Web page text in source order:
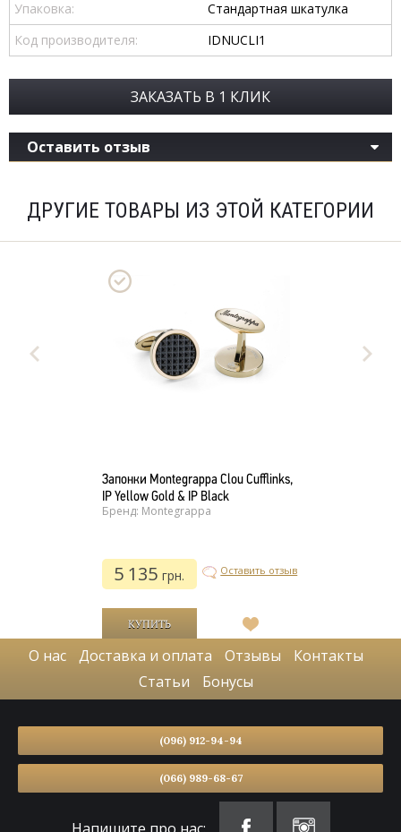
Упаковка:
Стандартная шкатулка
Код производителя:
IDNUCLI1
ЗАКАЗАТЬ В 1 КЛИК
Оставить отзыв
ДРУГИЕ ТОВАРЫ ИЗ ЭТОЙ КАТЕГОРИИ
Запонки Montegrappa Clou Cufflinks,
IP Yellow Gold & IP Black
Бренд: Montegrappa
5 135грн. Оставить отзыв
В
список
желаний
О нас Доставка и оплата Отзывы
Контакты
Статьи
Бонусы
(096) 912-94-94
(066) 989-68-67
Напишите про нас: